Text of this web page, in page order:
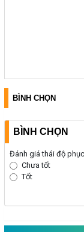
BÌNH CHỌN
BÌNH CHỌN
Đánh giá thái độ
Chưa tốt
Tốt